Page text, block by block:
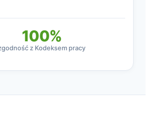
100%
z Kodeksem pracy